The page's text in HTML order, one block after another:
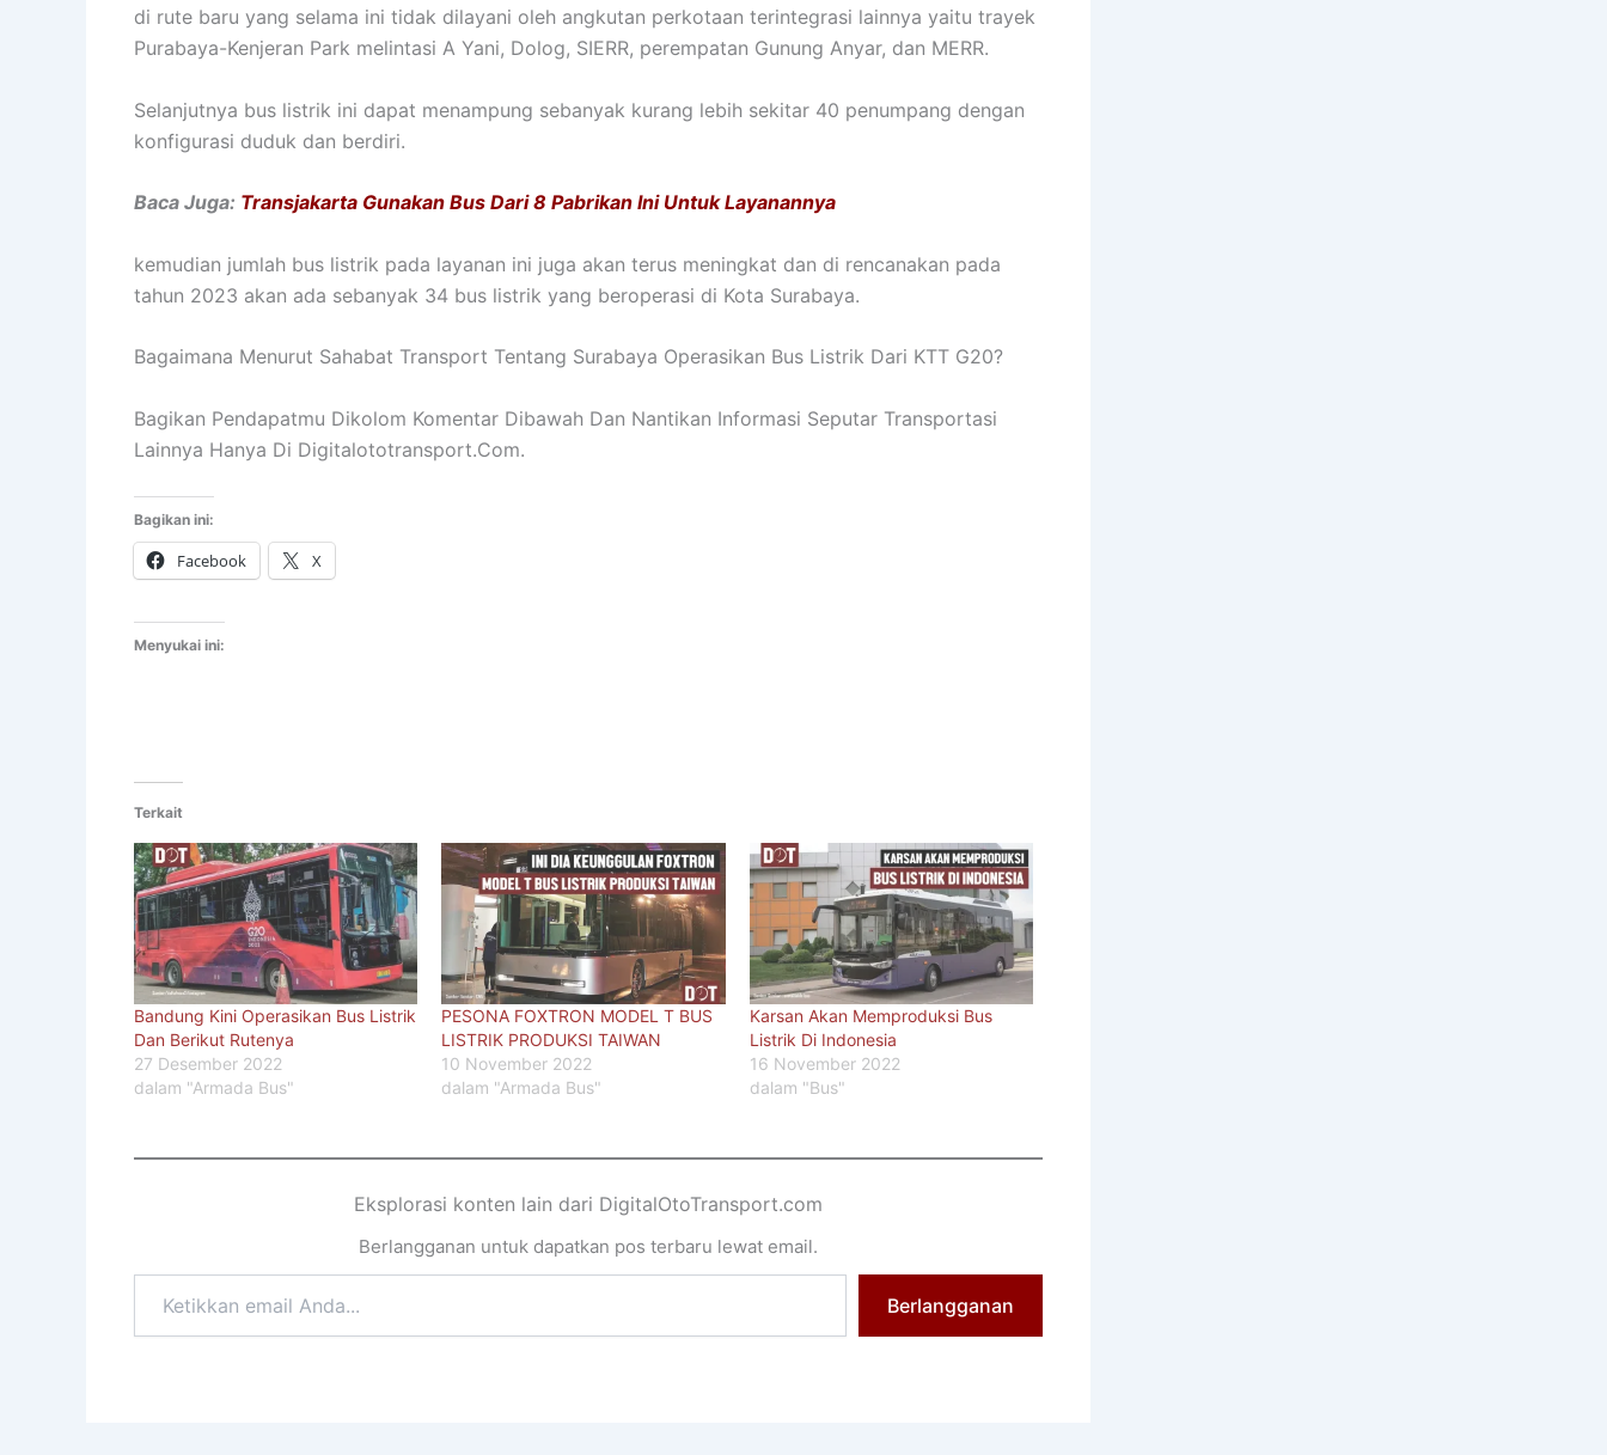
di rute baru yang selama ini tidak dilayani oleh angkutan perkotaan terintegrasi lainnya yaitu trayek
Purabaya-Kenjeran Park melintasi A Yani, Dolog, SIERR, perempatan Gunung Anyar, dan MERR.
Selanjutnya bus listrik ini dapat menampung sebanyak kurang lebih sekitar 40 penumpang dengan
konfigurasi duduk dan berdiri.
Baca Juga: Transjakarta Gunakan Bus Dari 8 Pabrikan Ini Untuk Layanannya
kemudian jumlah bus listrik pada layanan ini juga akan terus meningkat dan di rencanakan pada
tahun 2023 akan ada sebanyak 34 bus listrik yang beroperasi di Kota Surabaya.
Bagaimana Menurut Sahabat Transport Tentang Surabaya Operasikan Bus Listrik Dari KTT G20?
Bagikan Pendapatmu Dikolom Komentar Dibawah Dan Nantikan Informasi Seputar Transportasi
Lainnya Hanya Di Digitalototransport.Com.
Bagikan ini:
Facebook X
Menyukai ini:
Terkait
Bandung Kini Operasikan Bus Listrik
Dan Berikut Rutenya
27 Desember 2022
dalam "Armada Bus"
PESONA FOXTRON MODEL T BUS
LISTRIK PRODUKSI TAIWAN
10 November 2022
dalam "Armada Bus"
Karsan Akan Memproduksi Bus
Listrik Di Indonesia
16 November 2022
dalam "Bus"
Eksplorasi konten lain dari DigitalOtoTransport.com
Berlangganan untuk dapatkan pos terbaru lewat email.
email
Anda...
Berlangganan